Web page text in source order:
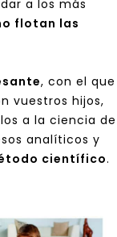
a los más
flotan las
, con el que
vuestros hijos,
a la ciencia de
analíticos y
científico.